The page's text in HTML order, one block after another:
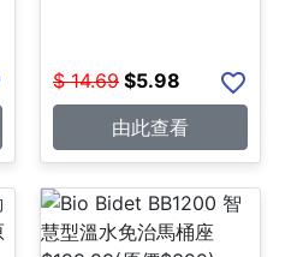
$ 14.69 $5.98
由此查看